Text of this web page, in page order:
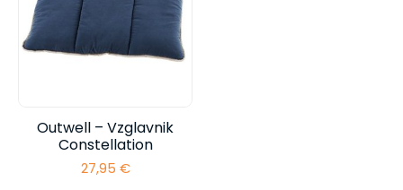
Outwell – Vzglavnik
Constellation
27,95 €